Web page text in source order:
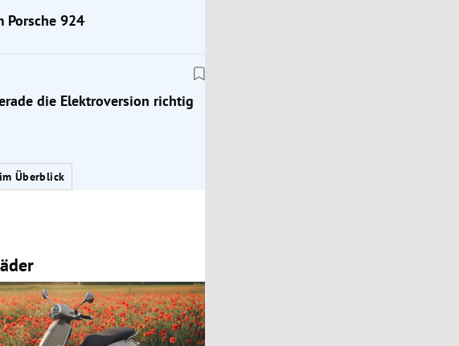
924
richtig gut passt
Porsche 924
die Elektroversion richtig
Überblick